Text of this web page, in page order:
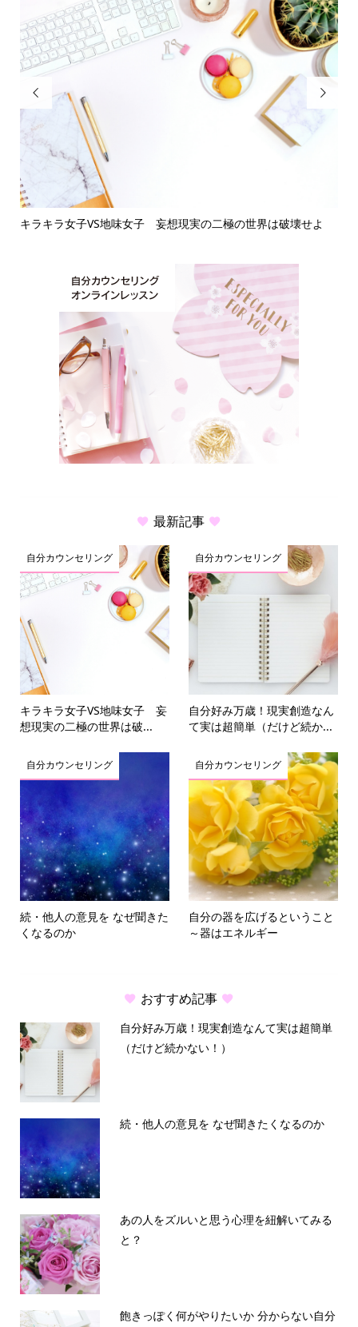

キラキラ女子VS地味女子 妄想現実の二極の世界は破壊せよ

最新記事
自分カウンセリング
キラキラ女子VS地味女子 妄
想現実の二極の世界は破...
自分カウンセリング
自分好み万歳！現実創造なん
て実は超簡単（だけど続か...
自分カウンセリング
続・他人の意見を なぜ聞きた
くなるのか
自分カウンセリング
自分の器を広げるということ
～器はエネルギー
おすすめ記事
自分好み万歳！現実創造なんて実は超簡単
（だけど続かない！）
続・他人の意見を なぜ聞きたくなるのか
あの人をズルいと思う心理を紐解いてみる
と？
飽きっぽく何がやりたいか 分からない自分